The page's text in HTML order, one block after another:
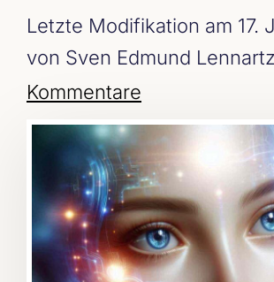
Letzte Modifikation am 17.
von Sven Edmund Lennartz
Kommentare